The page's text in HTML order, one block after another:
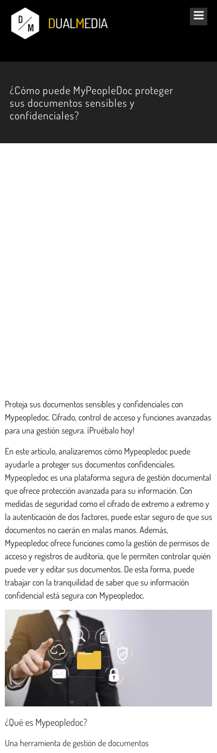
¿Cómo puede MyPeopleDoc proteger
sus documentos sensibles y
confidenciales?
Proteja sus documentos sensibles y confidenciales con
Mypeopledoc. Cifrado, control de acceso y funciones avanzadas
para una gestión segura. ¡Pruébalo hoy!
En este artículo, analizaremos cómo Mypeopledoc puede
ayudarle a proteger sus documentos confidenciales.
Mypeopledoc es una plataforma segura de gestión documental
que ofrece protección avanzada para su información. Con
medidas de seguridad como el cifrado de extremo a extremo y
la autenticación de dos factores, puede estar seguro de que sus
documentos no caerán en malas manos. Además,
Mypeopledoc ofrece funciones como la gestión de permisos de
acceso y registros de auditoría, que le permiten controlar quién
puede ver y editar sus documentos. De esta forma, puede
trabajar con la tranquilidad de saber que su información
confidencial está segura con Mypeopledoc.
¿Qué es Mypeopledoc?
Una herramienta de gestión de documentos